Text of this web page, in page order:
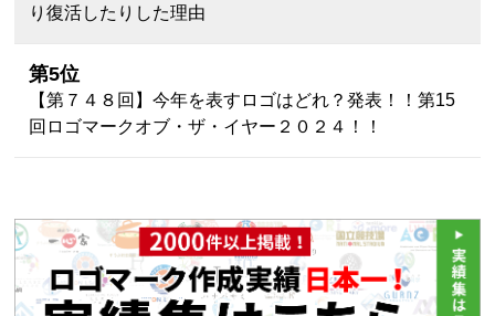
り復活したりした理由
第5位
【第７４８回】今年を表すロゴはどれ？発表！！第15
回ロゴマークオブ・ザ・イヤー２０２４！！